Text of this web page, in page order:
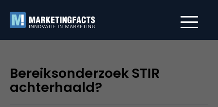
Bereiksonderzoek STIR
achterhaald?